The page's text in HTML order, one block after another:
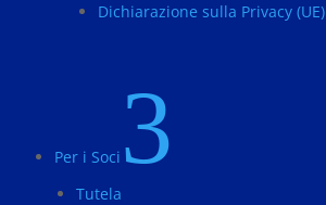
Dichiarazione sulla Privacy (UE)
Per i Soci 3
Tutela